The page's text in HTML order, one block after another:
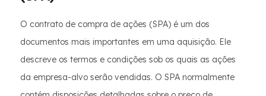
O contrato de compra de ações (SPA) é um dos
documentos mais importantes em uma aquisição. Ele
descreve os termos e condições sob os quais as ações
da empresa-alvo serão vendidas. O SPA normalmente